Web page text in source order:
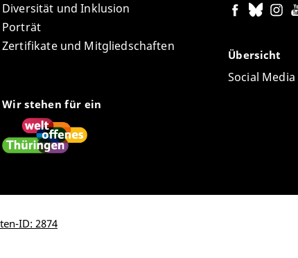
Diversität und Inklusion
Porträt
Zertifikate und Mitgliedschaften
Wir stehen für ein
Übersicht
Social Media
ID: 2874